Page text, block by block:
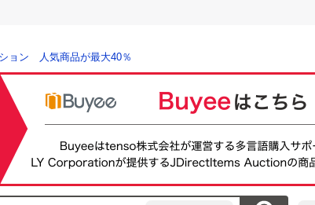
ョン 人気商品が最大40％